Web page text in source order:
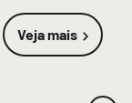
Veja mais
sobre